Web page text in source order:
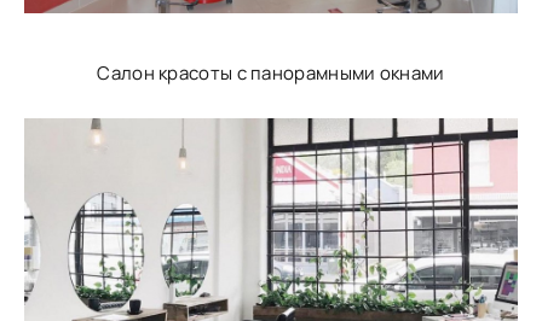
Салон красоты с панорамными окнами